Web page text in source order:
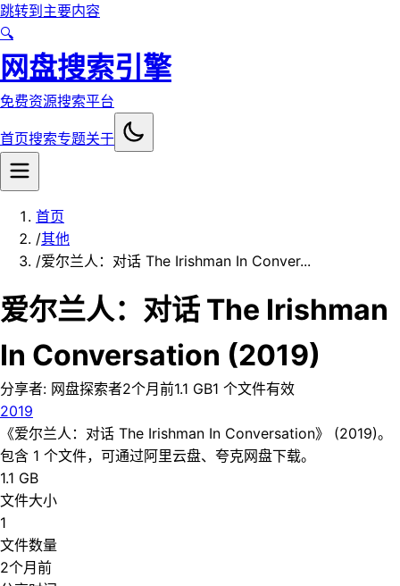
跳转到主要内容
🔍
网盘搜索引擎
免费资源搜索平台
首页搜索专题关于
首页
/其他
/爱尔兰人：对话 The Irishman In Conver...
爱尔兰人：对话 The Irishman
In Conversation (2019)
分享者: 网盘探索者2个月前1.1 GB1 个文件有效
2019
《爱尔兰人：对话 The Irishman In Conversation》 (2019)。
包含 1 个文件，可通过阿里云盘、夸克网盘下载。
1.1 GB
文件大小
1
文件数量
2个月前